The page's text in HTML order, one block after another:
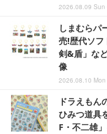
2026.08.09 Sun
しまむらパ
売!歴代ソフ
剣&盾」な
像
2026.08.10
ドラえもん
ひみつ道具
F・不二雄